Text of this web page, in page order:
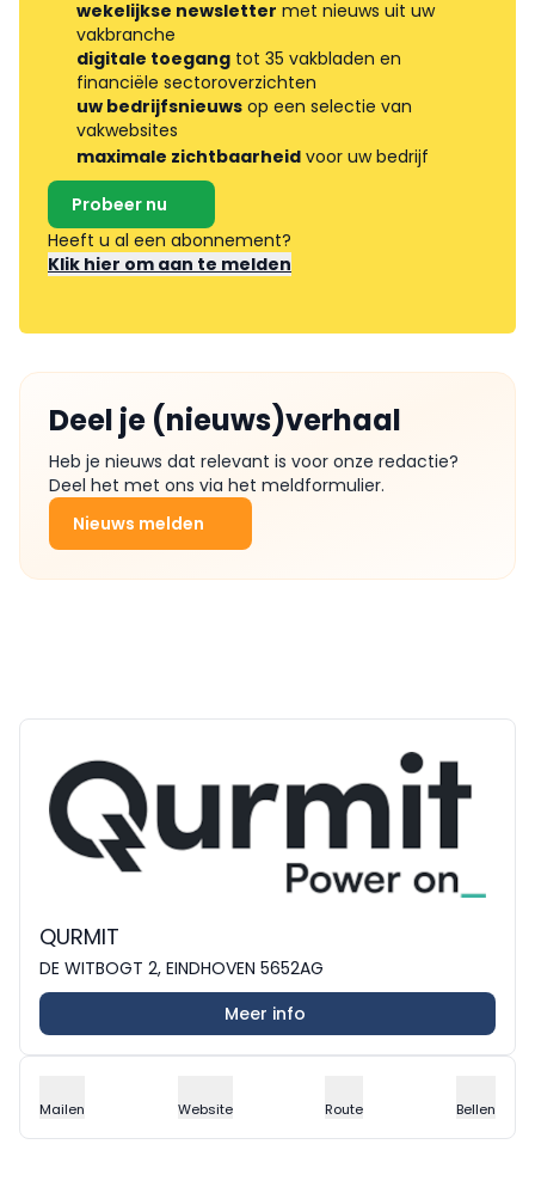
wekelijkse newsletter met nieuws uit uw
vakbranche
digitale toegang tot 35 vakbladen en
financiële sectoroverzichten
uw bedrijfsnieuws op een selectie van
vakwebsites
maximale zichtbaarheid voor uw bedrijf
Probeer nu
Heeft u al een abonnement?
Klik hier om aan te melden
Deel je (nieuws)verhaal
Heb je nieuws dat relevant is voor onze redactie?
Deel het met ons via het meldformulier.
Nieuws melden
QURMIT
DE WITBOGT 2, EINDHOVEN 5652AG
Meer info
Mailen Website Route Bellen